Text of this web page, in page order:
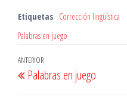
Etiquetas Corrección lingüística
Palabras en juego
Navegación
de
Entrada
anterior
ANTERIOR
Palabras en juego